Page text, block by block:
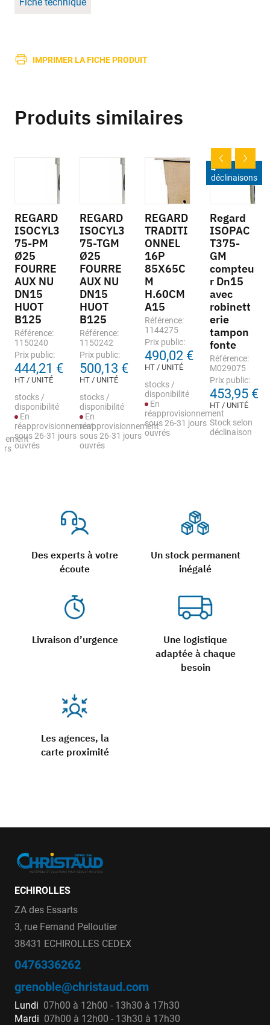
IMPRIMER LA FICHE PRODUIT
Des experts à votre
écoute
Un stock permanent
inégalé
Livraison d’urgence
Une logistique
adaptée à chaque
besoin
Les agences, la
carte proximité
Produits similaires
REGARD
ISOCYL3
75-PM
Ø25
FOURRE
AUX NU
DN15
HUOT
B125
Référence:
1150240
Prix public:
444,21 €
HT / UNITÉ
stocks /
disponibilité
En
réapprovisionnement
sous 26-31 jours
ouvrés
REGARD
ISOCYL3
75-TGM
Ø25
FOURRE
AUX NU
DN15
HUOT
B125
Référence:
1150242
Prix public:
500,13 €
HT / UNITÉ
stocks /
disponibilité
En
réapprovisionnement
sous 26-31 jours
ouvrés
REGARD
TRADITI
ONNEL
16P
85X65C
M
H.60CM
A15
Référence:
1144275
Prix public:
490,02 €
HT / UNITÉ
stocks /
disponibilité
En
réapprovisionnement
sous 26-31 jours
ouvrés
4
déclinaisons
Regard
ISOPAC
T375-
GM
compteu
r Dn15
avec
robinett
erie
tampon
fonte
Référence:
M029075
Prix public:
453,95 €
HT / UNITÉ
Stock selon
déclinaison
ECHIROLLES
ZA des Essarts
3, rue Fernand Pelloutier
38431 ECHIROLLES CEDEX
0476336262
grenoble@christaud.com
Lundi 07h00 à 12h00 - 13h30 à 17h30
Mardi 07h00 à 12h00 - 13h30 à 17h30